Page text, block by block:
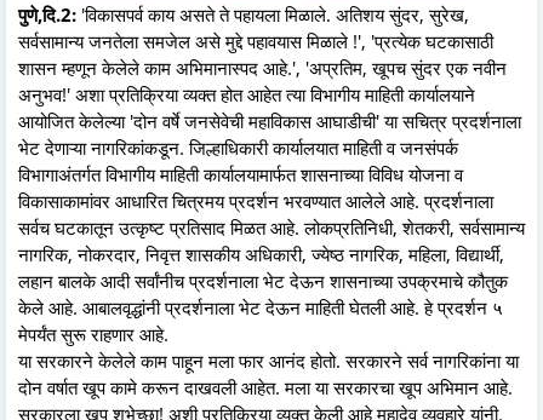
पुणे,दि.2: 'विकासपर्व काय असते ते पहायला मिळाले. अतिशय सुंदर, सुरेख,
सर्वसामान्य जनतेला समजेल असे मुद्दे पहावयास मिळाले !', 'प्रत्येक घटकासाठी
शासन म्हणून केलेले काम अभिमानास्पद आहे.', 'अप्रतिम, खूपच सुंदर एक नवीन
अनुभव!' अशा प्रतिक्रिया व्यक्त होत आहेत त्या विभागीय माहिती कार्यालयाने
आयोजित केलेल्या 'दोन वर्षे जनसेवेची महाविकास आघाडीची' या सचित्र प्रदर्शनाला
भेट देणाऱ्या नागरिकांकडून. जिल्हाधिकारी कार्यालयात माहिती व जनसंपर्क
विभागाअंतर्गत विभागीय माहिती कार्यालयामार्फत शासनाच्या विविध योजना व
विकासाकामांवर आधारित चित्रमय प्रदर्शन भरवण्यात आलेले आहे. प्रदर्शनाला
सर्वच घटकातून उत्कृष्ट प्रतिसाद मिळत आहे. लोकप्रतिनिधी, शेतकरी, सर्वसामान्य
नागरिक, नोकरदार, निवृत्त शासकीय अधिकारी, ज्येष्ठ नागरिक, महिला, विद्यार्थी,
लहान बालके आदी सर्वांनीच प्रदर्शनाला भेट देऊन शासनाच्या उपक्रमाचे कौतुक
केले आहे. आबालवृद्धांनी प्रदर्शनाला भेट देऊन माहिती घेतली आहे. हे प्रदर्शन ५
मेपर्यंत सुरू राहणार आहे.
या सरकारने केलेले काम पाहून मला फार आनंद होतो. सरकारने सर्व नागरिकांना या
दोन वर्षात खूप कामे करून दाखवली आहेत. मला या सरकारचा खूप अभिमान आहे.
सरकारला खूप शुभेच्छा! अशी प्रतिक्रिया व्यक्त केली आहे महादेव व्यवहारे यांनी.